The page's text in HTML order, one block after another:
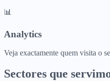
📊
Analytics
Veja exactamente quem visita o
Sectores que